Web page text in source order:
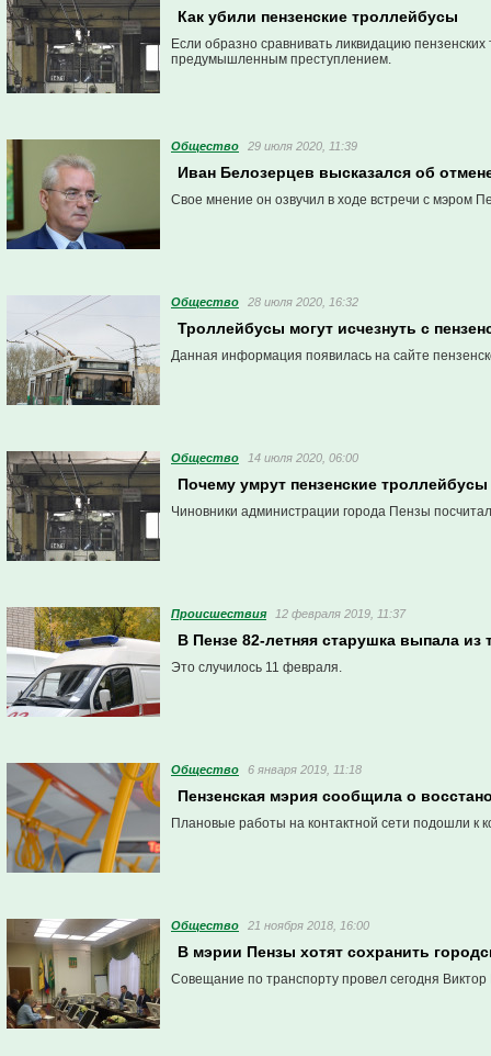
Как убили пензенские троллейбусы
Если образно сравнивать ликвидацию
предумышленным преступлением.
Общество 29 июля 2020, 11:39
Иван Белозерцев высказался об
Свое мнение он озвучил в ходе встречи с мэром
Общество 28 июля 2020, 16:32
Троллейбусы могут исчезнуть с
Данная информация появилась на сайте
Общество 14 июля 2020, 06:00
Почему умрут пензенские троллейбусы
Чиновники администрации города Пензы
Проиcшествия 12 февраля 2019, 11:37
В Пензе 82-летняя старушка выпала из
Это случилось 11 февраля.
Общество 6 января 2019, 11:18
Пензенская мэрия сообщила о
Плановые работы на контактной сети подошли к
Общество 21 ноября 2018, 16:00
В мэрии Пензы хотят сохранить
Совещание по транспорту провел сегодня Виктор